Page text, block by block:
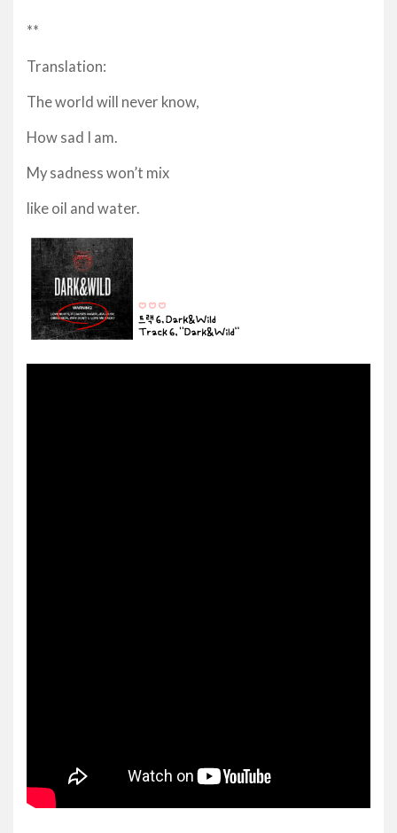
**
Translation:
The world will never know,
How sad I am.
My sadness won’t mix
like oil and water.